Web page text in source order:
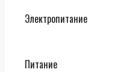
Электропитание
Питание